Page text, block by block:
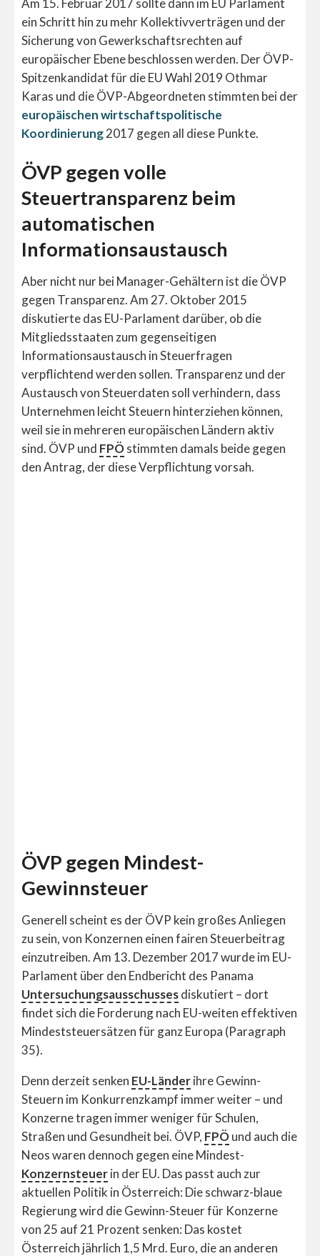
Am 15. Februar 2017 sollte dann im EU Parlament
ein Schritt hin zu mehr Kollektivverträgen und der
Sicherung von Gewerkschaftsrechten auf
europäischer Ebene beschlossen werden. Der ÖVP-
Spitzenkandidat für die EU Wahl 2019 Othmar
Karas und die ÖVP-Abgeordneten stimmten bei der
europäischen wirtschaftspolitische
Koordinierung2017 gegen all diese Punkte.
ÖVP gegen volle
Steuertransparenz beim
automatischen
Informationsaustausch
Aber nicht nur bei Manager-Gehältern ist die ÖVP
gegen Transparenz. Am 27. Oktober 2015
diskutierte das EU-Parlament darüber, ob die
Mitgliedsstaaten zum gegenseitigen
Informationsaustausch in Steuerfragen
verpflichtend werden sollen. Transparenz und der
Austausch von Steuerdaten soll verhindern, dass
Unternehmen leicht Steuern hinterziehen können,
weil sie in mehreren europäischen Ländern aktiv
sind. ÖVP und FPÖstimmten damals beide gegen
den Antrag, der diese Verpflichtung vorsah.
ÖVP gegen Mindest-
Gewinnsteuer
Generell scheint es der ÖVP kein großes Anliegen
zu sein, von Konzernen einen fairen Steuerbeitrag
einzutreiben. Am 13. Dezember 2017 wurde im EU-
Parlament über den Endbericht des Panama
Untersuchungsausschussesdiskutiert – dort
findet sich die Forderung nach EU-weiten effektiven
Mindeststeuersätzen für ganz Europa (Paragraph
35).
Denn derzeit senken EU-Länderihre Gewinn-
Steuern im Konkurrenzkampf immer weiter – und
Konzerne tragen immer weniger für Schulen,
Straßen und Gesundheit bei. ÖVP, FPÖund auch die
Neos waren dennoch gegen eine Mindest-
Konzernsteuerin der EU. Das passt auch zur
aktuellen Politik in Österreich: Die schwarz-blaue
Regierung wird die Gewinn-Steuer für Konzerne
von 25 auf 21 Prozent senken: Das kostet
Österreich jährlich 1,5 Mrd. Euro, die an anderen